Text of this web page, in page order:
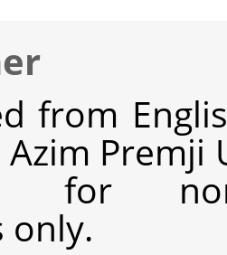
from
Premji
for non-
only.